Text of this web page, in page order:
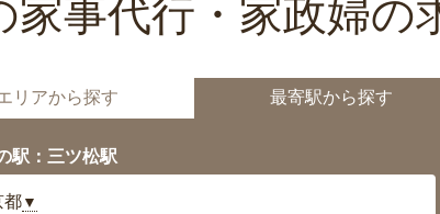
家事代行・家政婦の
リアから探す 最寄駅から探す
駅：三ツ松駅
都▼